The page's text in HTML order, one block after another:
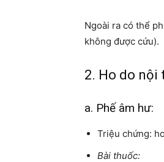
Ngoài ra có thể
không được cứu).
2. Ho do nội
a. Phế âm hư:
Triệu chứng:
Bài thuốc: